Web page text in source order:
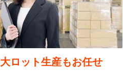
大ロット生産もお任せ